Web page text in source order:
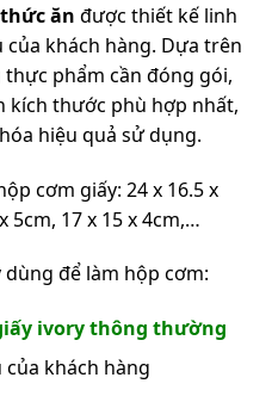
ăn được thiết kế linh
khách hàng. Dựa trên
phẩm cần đóng gói,
kích thước phù hợp nhất,
hiệu quả sử dụng.
cơm giấy: 24 x 16.5 x
5cm, 17 x 15 x 4cm,…
để làm hộp cơm:
ivory thông thường
khách hàng